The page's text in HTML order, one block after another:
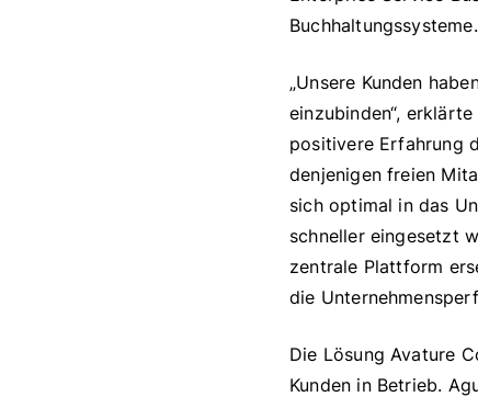
Buchhaltungssysteme.
„Unsere Kunden
einzubinden“,
positivere Erfahrung
denjenigen freien
sich optimal in das
schneller eingesetzt
zentrale Plattform
die
Die Lösung Avature
Kunden in Betrieb.